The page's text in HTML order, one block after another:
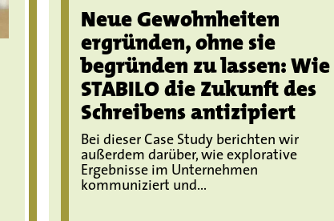
Neue Gewohnheiten
ergründen, ohne sie
begründen zu lassen: Wie
STABILO die Zukunft des
Schreibens antizipiert
Bei dieser Case Study berichten wir
außerdem darüber, wie explorative
Ergebnisse im Unternehmen
kommuniziert und...